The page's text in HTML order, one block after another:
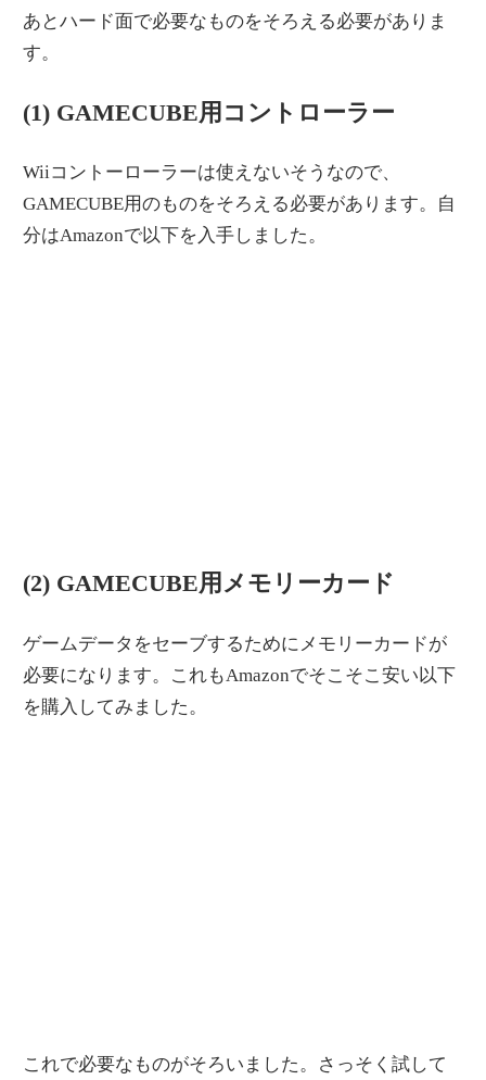
あとハード面で必要なものをそろえる必要がありま
す。
(1) GAMECUBE用コントローラー
Wiiコントーローラーは使えないそうなので、
GAMECUBE用のものをそろえる必要があります。自
分はAmazonで以下を入手しました。
(2) GAMECUBE用メモリーカード
ゲームデータをセーブするためにメモリーカードが
必要になります。これもAmazonでそこそこ安い以下
を購入してみました。
これで必要なものがそろいました。さっそく試して